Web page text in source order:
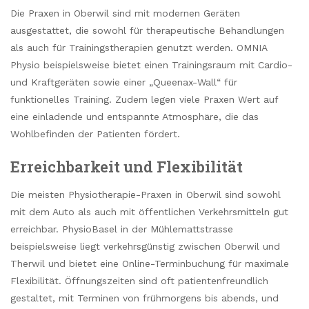
Die Praxen in Oberwil sind mit modernen Geräten
ausgestattet, die sowohl für therapeutische Behandlungen
als auch für Trainingstherapien genutzt werden. OMNIA
Physio beispielsweise bietet einen Trainingsraum mit Cardio-
und Kraftgeräten sowie einer „Queenax-Wall“ für
funktionelles Training. Zudem legen viele Praxen Wert auf
eine einladende und entspannte Atmosphäre, die das
Wohlbefinden der Patienten fördert.
Erreichbarkeit und Flexibilität
Die meisten Physiotherapie-Praxen in Oberwil sind sowohl
mit dem Auto als auch mit öffentlichen Verkehrsmitteln gut
erreichbar. PhysioBasel in der Mühlemattstrasse
beispielsweise liegt verkehrsgünstig zwischen Oberwil und
Therwil und bietet eine Online-Terminbuchung für maximale
Flexibilität. Öffnungszeiten sind oft patientenfreundlich
gestaltet, mit Terminen von frühmorgens bis abends, und